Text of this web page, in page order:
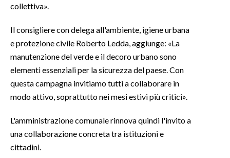
collettiva».
Il consigliere con delega all'ambiente, igiene urbana
e protezione civile Roberto Ledda, aggiunge: «La
manutenzione del verde e il decoro urbano sono
elementi essenziali per la sicurezza del paese. Con
questa campagna invitiamo tutti a collaborare in
modo attivo, soprattutto nei mesi estivi più critici».
L'amministrazione comunale rinnova quindi l'invito a
una collaborazione concreta tra istituzioni e
cittadini.